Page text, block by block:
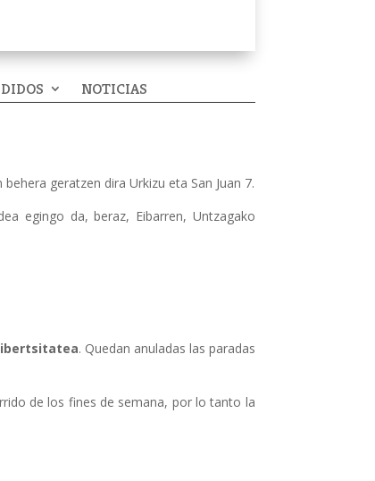
NOTICIAS
behera geratzen dira Urkizu eta San Juan 7.
egingo da, beraz, Eibarren, Untzagako
. Quedan anuladas las paradas
de los fines de semana, por lo tanto la